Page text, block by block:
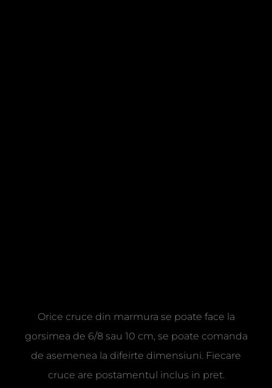
Orice cruce din marmura se poate face la
gorsimea de 6/8 sau 10 cm, se poate comanda
de asemenea la difeirte dimensiuni. Fiecare
cruce are postamentul inclus in pret.